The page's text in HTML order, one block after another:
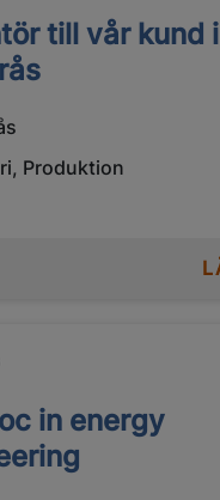
till vår kund i
Produktion
in energy